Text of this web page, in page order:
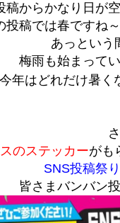
稿からかなり日が
投稿では春ですね
あっという
梅雨も始まって
今年はどれだけ暑
のステッカーがも
SNS投稿祭り
皆さまバンバン